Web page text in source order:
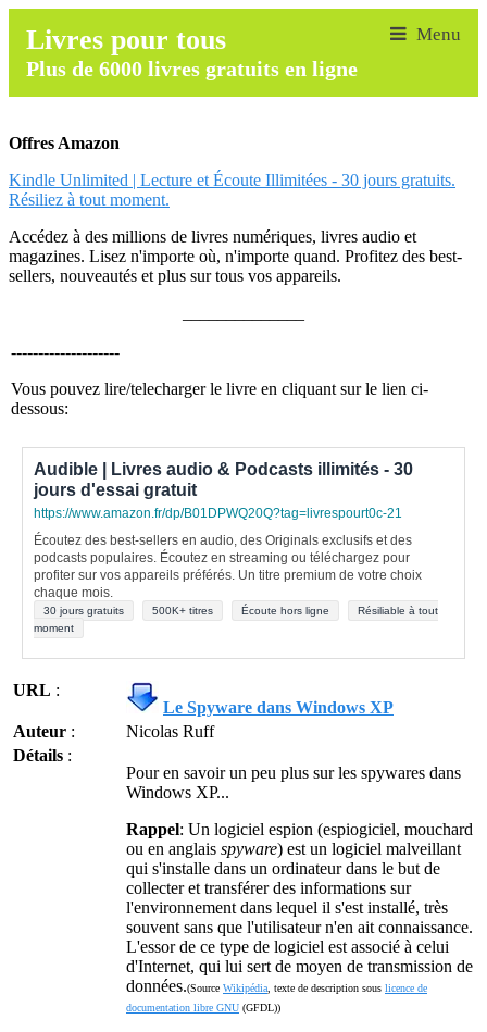
Livres pour tous
Plus de 6000 livres gratuits en ligne
Offres Amazon
Kindle Unlimited | Lecture et Écoute Illimitées - 30 jours gratuits.
Résiliez à tout moment.
Accédez à des millions de livres numériques, livres audio et
magazines. Lisez n'importe où, n'importe quand. Profitez des best-
sellers, nouveautés et plus sur tous vos appareils.
--------------------
Vous pouvez lire/telecharger le livre en cliquant sur le lien ci-
dessous:
Audible | Livres audio & Podcasts illimités - 30
jours d'essai gratuit
https://www.amazon.fr/dp/B01DPWQ20Q?tag=livrespourt0c-21
Écoutez des best-sellers en audio, des Originals exclusifs et des
podcasts populaires. Écoutez en streaming ou téléchargez pour
profiter sur vos appareils préférés. Un titre premium de votre choix
chaque mois.
30 jours gratuits 500K+ titres Écoute hors ligne
Résiliable à tout
moment
URL :
Le Spyware dans Windows XP
Auteur :
Nicolas Ruff
Détails :
Pour en savoir un peu plus sur les spywares dans
Windows XP...
Rappel: Un logiciel espion (espiogiciel, mouchard
ou en anglais spyware) est un logiciel malveillant
qui s'installe dans un ordinateur dans le but de
collecter et transférer des informations sur
l'environnement dans lequel il s'est installé, très
souvent sans que l'utilisateur n'en ait connaissance.
L'essor de ce type de logiciel est associé à celui
d'Internet, qui lui sert de moyen de transmission de
données.(Source Wikipédia , texte de description sous licence de
documentation libre GNU (GFDL))